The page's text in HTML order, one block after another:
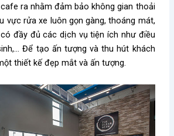
ra nhằm đảm bảo không gian thoải
vực rửa xe luôn gọn gàng, thoáng mát,
đầy đủ các dịch vụ tiện ích như điều
Để tạo ấn tượng và thu hút khách
thiết kế đẹp mắt và ấn tượng.